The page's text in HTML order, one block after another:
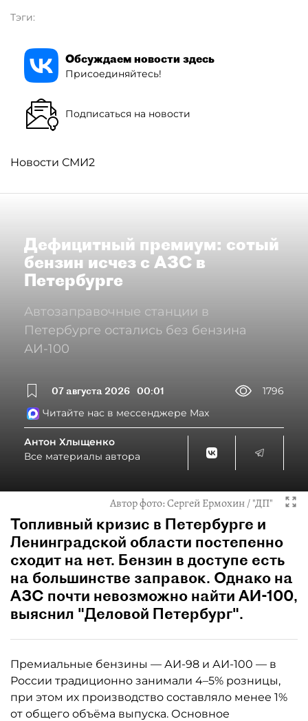
Тэги:
Обсуждаем новости здесь
Присоединяйтесь!
Подписаться на новости
Новости СМИ2
Дефицитный премиум: сотый
бензин исчез с АЗС в
Петербурге
Автозаправочные станции в
Петербурге остались без бензина
АИ-100
07 августа 2026 00:01
1796
Читайте нас в мессенджере Max
Антон Хлыщенко
Все материалы автора
Автор фото:Сергей Ермохин / "ДП"
Топливный кризис в Петербурге и
Ленинградской области постепенно
сходит на нет. Бензин в доступе есть
на большинстве заправок. Однако на
АЗС почти невозможно найти АИ-100,
выяснил "Деловой Петербург".
Премиальные бензины — АИ-98 и АИ-100 — в
России традиционно занимали 4–5% розницы,
при этом их производство составляло менее 1%
от общего объёма выпуска. Основное